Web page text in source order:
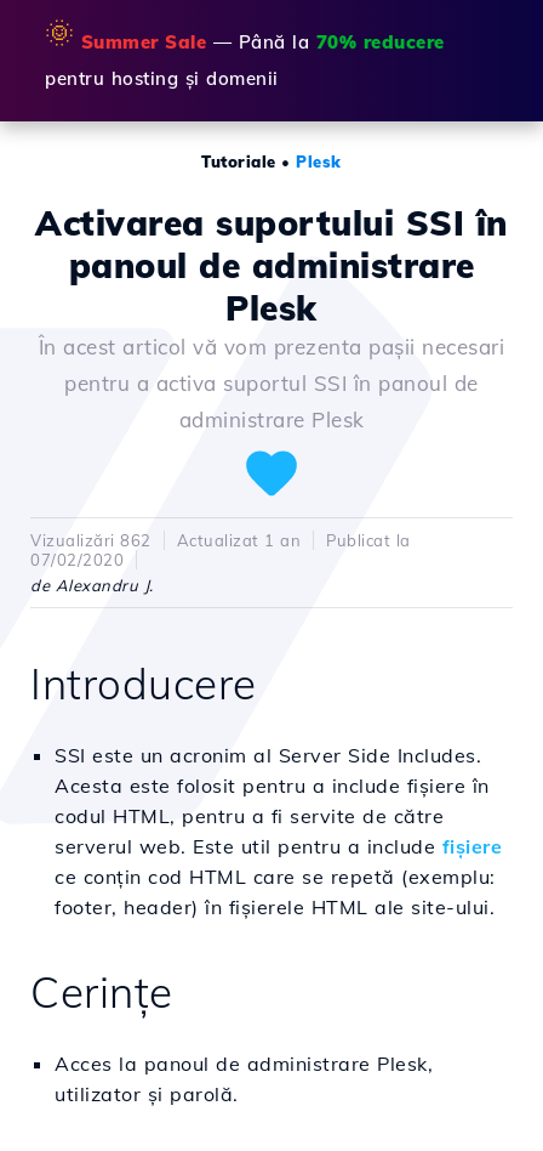
🌞 Summer Sale — Până la 70% reducere
pentru hosting și domenii
Tutoriale •Plesk
Activarea suportului SSI în
panoul de administrare
Plesk
În acest articol vă vom prezenta pașii necesari
pentru a activa suportul SSI în panoul de
administrare Plesk
Vizualizări 862 Actualizat 1 an
Publicat la
07/02/2020
de Alexandru J.
Introducere
SSI este un acronim al Server Side Includes.
Acesta este folosit pentru a include fișiere în
codul HTML, pentru a fi servite de către
serverul web. Este util pentru a include fișiere
ce conțin cod HTML care se repetă (exemplu:
footer, header) în fișierele HTML ale site-ului.
Cerințe
Acces la panoul de administrare Plesk,
utilizator și parolă.